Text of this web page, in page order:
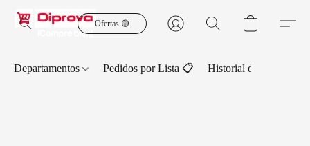
Ofertas 🟡
Departamentos Pedidos por Lista 📋 Historial de Pedidos